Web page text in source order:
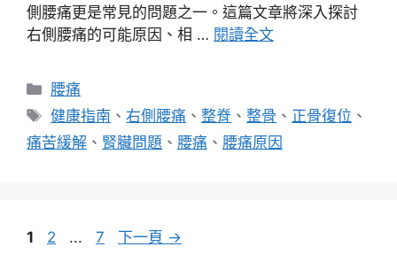
側腰痛更是常見的問題之一。這篇文章將深入探討
右側腰痛的可能原因、相 … 閱讀全文
分
類
腰痛
標
籤
健康指南 、右側腰痛 、整脊 、整骨 、 正骨復位 、
痛苦緩解 、 腎臟問題 、 腰痛 、 腰痛原因
頁
1
頁
2 ...
頁
7 下一頁 →